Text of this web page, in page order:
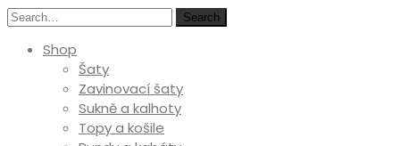
Search
Shop
Šaty
Zavinovací šaty
Sukně a kalhoty
Topy a košile